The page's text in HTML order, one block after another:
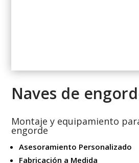
Naves de
Montaje y equipamiento
engorde
Asesoramiento Personalizado
Fabricación a Medida